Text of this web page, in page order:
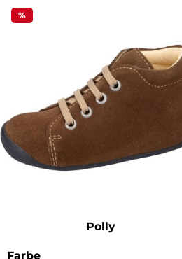
%
Polly
Farbeauswählen